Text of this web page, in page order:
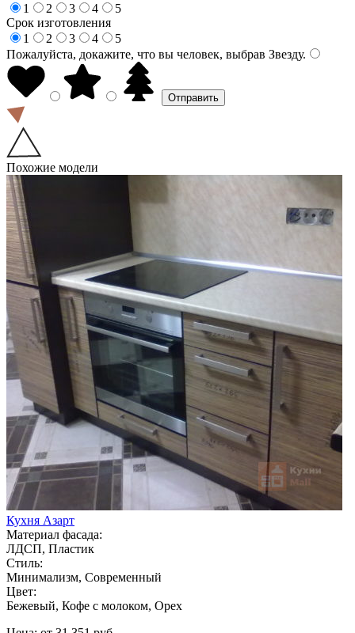
1
2 3 4
5
Срок изготовления
1
2 3 4
5
Пожалуйста, докажите, что вы человек, выбрав Звезду.
Похожие модели
Кухня Азарт
Материал фасада:
ЛДСП, Пластик
Стиль:
Минимализм, Современный
Цвет:
Бежевый, Кофе с молоком, Орех